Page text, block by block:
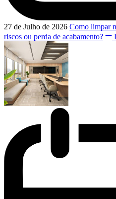
27 de Julho de 2026 Como limpar
riscos ou perda de acabamento?